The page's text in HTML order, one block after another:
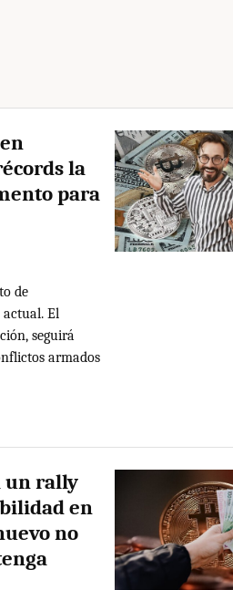
la
para
de
El
seguirá
armados
un rally
en
no